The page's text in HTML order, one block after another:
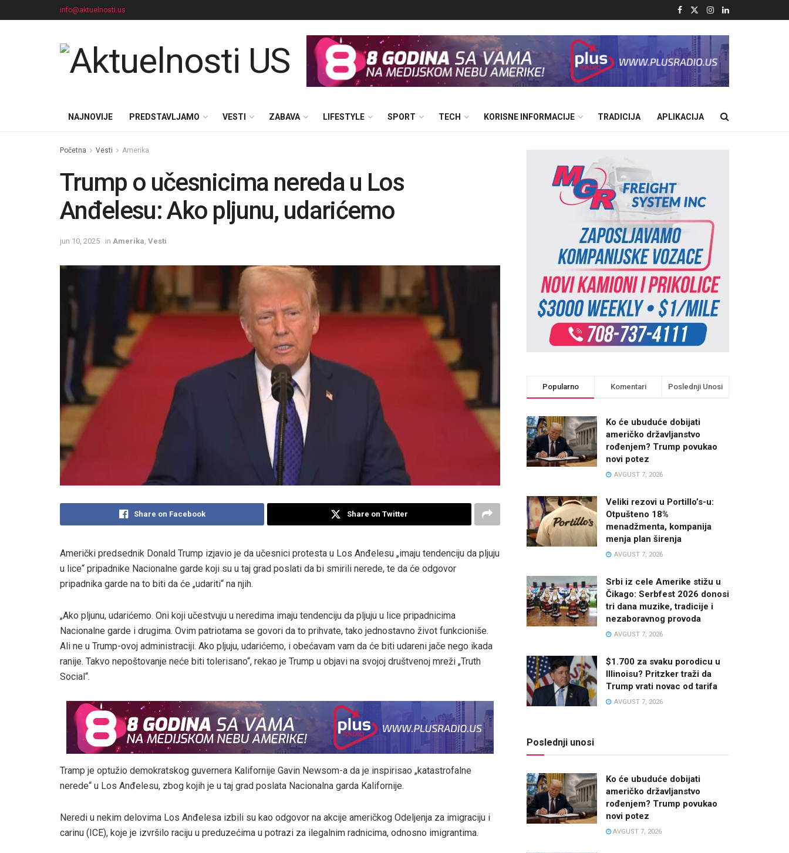
info@aktuelnosti.us
NAJNOVIJE PREDSTAVLJAMO VESTI ZABAVA LIFESTYLE SPORT TECH KORISNE INFORMACIJE TRADICIJA APLIKACIJA
Početna Vesti Amerika
Trump o učesnicima nereda u Los
Anđelesu: Ako pljunu, udarićemo
jun 10, 2025 in Amerika Vesti
Share on Facebook Share on Twitter
Američki predsednik Donald Trump izjavio je da učesnici protesta u Los Anđelesu „imaju tendenciju da pljuju
u lice“ pripadnike Nacionalne garde koji su u taj grad poslati da bi smirili nerede, te da će odgovor
pripadnika garde na to biti da će „udariti“ na njih.
„Ako pljunu, udarićemo. Oni koji učestvuju u neredima imaju tendenciju da pljuju u lice pripadnicima
Nacionalne garde i drugima. Ovim patriotama se govori da to prihvate, tako jednostavno život funkcioniše.
Ali ne u Trump-ovoj administraciji. Ako pljuju, udarićemo, i obećavam vam da će biti udareni jače nego ikada
ranije. Takvo nepoštovanje neće biti tolerisano“, rekao je Trump u objavi na svojoj društvenoj mreži „Truth
Social“.
Tramp je optužio demokratskog guvernera Kalifornije Gavin Newsom-a da je inspirisao „katastrofalne
nerede“ u Los Anđelesu, zbog kojih je u taj grad poslata Nacionalna garda Kalifornije.
Neredi u nekim delovima Los Anđelesa izbili su kao odgovor na akcije američkog Odeljenja za imigraciju i
carinu (ICE), koje je izvršilo raciju u preduzećima u potrazi za ilegalnim radnicima, odnosno imigrantima.
Popularno Komentari Poslednji Unosi
Ko će ubuduće dobijati
američko državljanstvo
rođenjem? Trump povukao
novi potez
AVGUST 7, 2026
Veliki rezovi u Portillo’s-u:
Otpušteno 18%
menadžmenta, kompanija
menja plan širenja
AVGUST 7, 2026
Srbi iz cele Amerike stižu u
Čikago: Serbfest 2026 donosi
tri dana muzike, tradicije i
nezaboravnog provoda
AVGUST 7, 2026
$1.700 za svaku porodicu u
Illinoisu? Pritzker traži da
Trump vrati novac od tarifa
AVGUST 7, 2026
Poslednji unosi
Ko će ubuduće dobijati
američko državljanstvo
rođenjem? Trump povukao
novi potez
AVGUST 7, 2026